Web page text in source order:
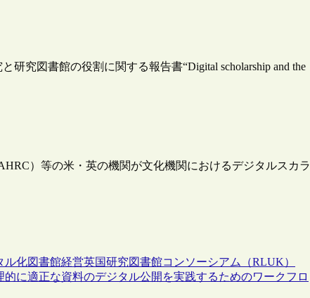
究図書館の役割に関する報告書“Digital scholarship and the
）等の米・英の機関が文化機関におけるデジタルスカラ
ル化図書館経営英国研究図書館コンソーシアム（RLUK）
に適正な資料のデジタル公開を実践するためのワークフロ